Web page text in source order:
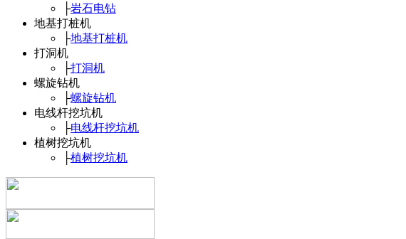
├岩石电钻
地基打桩机
├地基打桩机
打洞机
├打洞机
螺旋钻机
├螺旋钻机
电线杆挖坑机
├电线杆挖坑机
植树挖坑机
├植树挖坑机